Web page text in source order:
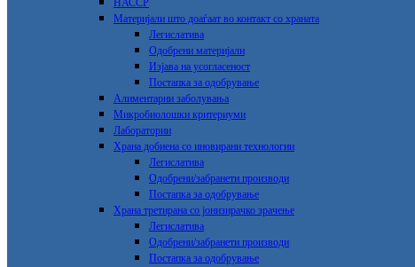
НАССР
Материјали што доаѓаат во контакт со храната
Легислатива
Одобрени материјали
Изјава на усогласеност
Постапка за одобрување
Алиментарни заболувања
Микробиолошки критериуми
Лаборатории
Храна добиена со иновирани технологии
Легислатива
Одобрени/забранети производи
Постапка за одобрување
Храна третирана со јонизирачко зрачење
Легислатива
Одобрени/забранети производи
Постапка за одобрување